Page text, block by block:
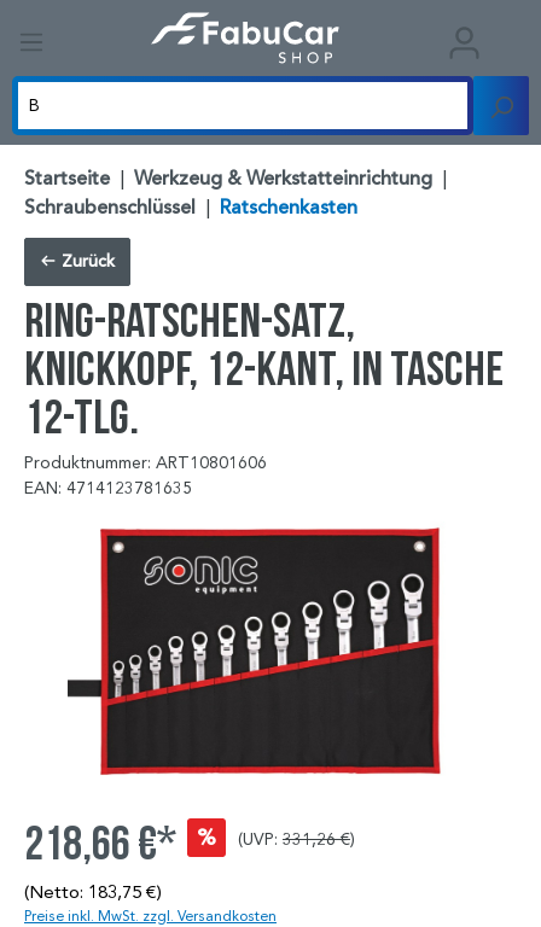
Startseite | Werkzeug & Werkstatteinrichtung |
Schraubenschlüssel | Ratschenkasten
Zurück
Ring-Ratschen-Satz,
Knickkopf, 12-kant, in Tasche
12-tlg.
Produktnummer: ART10801606
EAN: 4714123781635
218,66 €* % (UVP: 331,26 €)
(Netto: 183,75 €)
Preise inkl. MwSt. zzgl. Versandkosten